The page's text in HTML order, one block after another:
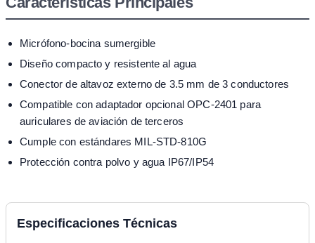
Micrófono-bocina sumergible
Diseño compacto y resistente al agua
Conector de altavoz externo de 3.5 mm de 3 conductores
Compatible con adaptador opcional OPC-2401 para
auriculares de aviación de terceros
Cumple con estándares MIL-STD-810G
Protección contra polvo y agua IP67/IP54
Especificaciones Técnicas